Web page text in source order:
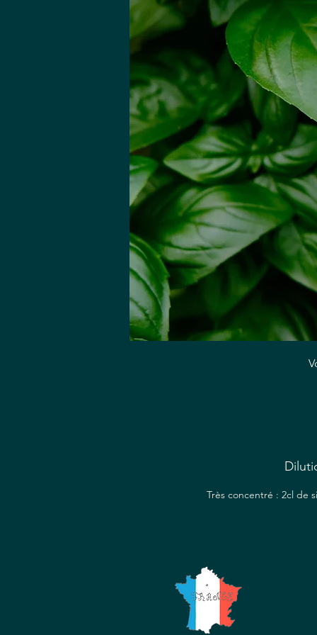
Très concentré : 2cl de